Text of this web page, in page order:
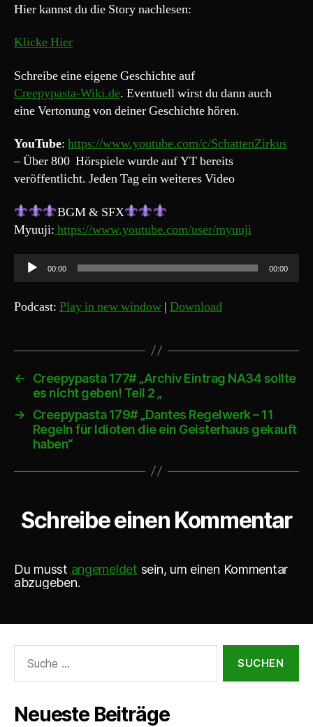
Hier kannst du die Story nachlesen:
Klicke Hier
Schreibe eine eigene Geschichte auf
Creepypasta-Wiki.de. Eventuell wirst du dann auch
eine Vertonung von deiner Geschichte hören.
YouTube: https://www.youtube.com/c/SchattenZirkus
– Über 800 Hörspiele wurde auf YT bereits
veröffentlicht. Jeden Tag ein weiteres Video
BGM & SFX
Myuuji: https://www.youtube.com/user/myuuji
u
d
P
a
r
00:00 00:00
Podcast: Play in new window | Download
←
Creepypasta 177# „Archiv Eintrag NA34 sollte
es nicht geben! Teil 2 „
→
Creepypasta 179# „Dantes Regelwerk – 11
Regeln für Idioten die ein Geisterhaus gekauft
haben“
Schreibe einen Kommentar
Du musst angemeldet sein, um einen Kommentar
abzugeben.
nach:
Neueste Beiträge